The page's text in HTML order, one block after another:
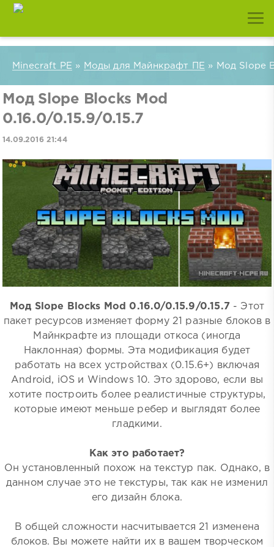
Minecraft PE » Моды для Майнкрафт ПЕ » Мод Slope
Мод Slope Blocks Mod
0.16.0/0.15.9/0.15.7
14.09.2016 21:44
Мод Slope Blocks Mod 0.16.0/0.15.9/0.15.7 - Этот
пакет ресурсов изменяет форму 21 разные блоков в
Майнкрафте из площади откоса (иногда
Наклонная) формы. Эта модификация будет
работать на всех устройствах (0.15.6+) включая
Android, iOS и Windows 10. Это здорово, если вы
хотите построить более реалистичные структуры,
которые имеют меньше ребер и выглядят более
гладкими.
Как это работает?
Он установленный похож на текстур пак. Однако, в
данном случае это не текстуры, так как не изменил
его дизайн блока.
В общей сложности насчитывается 21 изменена
блоков. Вы можете найти их в вашем творческом